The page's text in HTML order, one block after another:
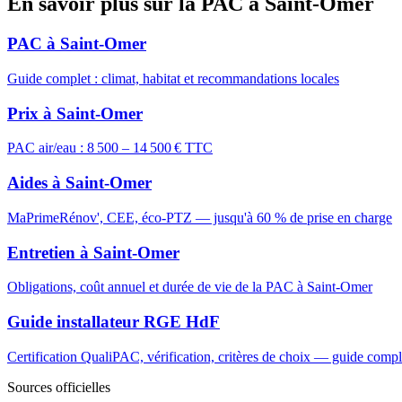
PAC à Saint-Omer
Guide complet : climat, habitat et recommandations locales
Prix à Saint-Omer
PAC air/eau : 8 500 – 14 500 € TTC
Aides à Saint-Omer
MaPrimeRénov', CEE, éco-PTZ — jusqu'à 60 % de prise en charge
Entretien à Saint-Omer
Obligations, coût annuel et durée de vie de la PAC à Saint-Omer
Guide installateur RGE HdF
Certification QualiPAC, vérification, critères de choix — guide
Sources officielles